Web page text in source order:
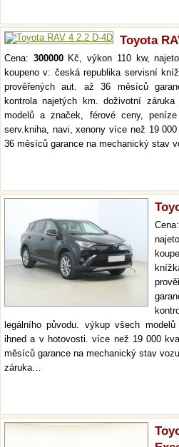
Toyota
Cena: 300000Kč, výkon 110 kw,
koupeno v: česká republika servisní
prověřených aut. až 36 měsíců
kontrola najetých km. doživotní
modelů a značek, férové ceny,
serv.kniha, navi, xenony více než 19
36 měsíců garance na mechanický stav
legálního původu. výkup všech
ihned a v hotovosti. více než 19 000
měsíců garance na mechanický stav
záruka…